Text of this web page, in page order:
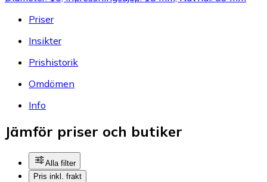
Priser
Insikter
Prishistorik
Omdömen
Info
Jämför priser och butiker
Alla filter
Pris inkl. frakt